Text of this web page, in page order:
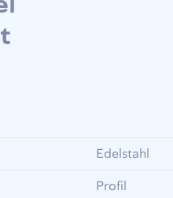
Edelstahl
Profil